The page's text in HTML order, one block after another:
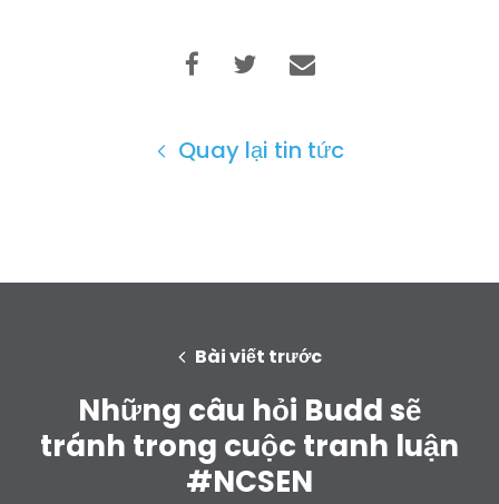
Shop
Làm việc với chúng tôi
Nhấn
Bữa tiệc của bạn
Hoạt động
Quay lại tin tức
Bài viết trước
Những câu hỏi Budd sẽ
tránh trong cuộc tranh luận
#NCSEN